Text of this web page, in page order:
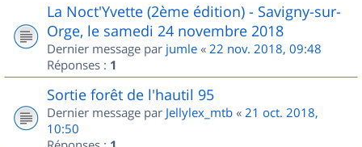
La Noct'Yvette (2ème édition) - Savigny-sur-
Orge, le samedi 24 novembre 2018
Dernier message par jumle « 22 nov. 2018, 09:48
Réponses : 1
Sortie forêt de l'hautil 95
Dernier message par Jellylex_mtb « 21 oct. 2018,
10:50